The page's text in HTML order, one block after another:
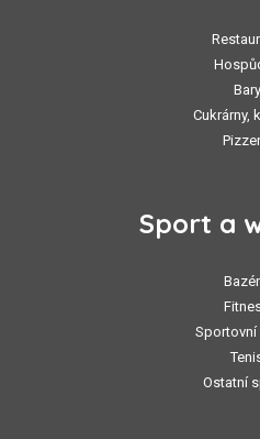
Bary
Cukrárny,
Sport a
Sportovní
Ostatní